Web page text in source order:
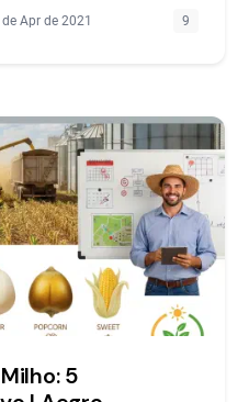
de Apr de 2021 9
5